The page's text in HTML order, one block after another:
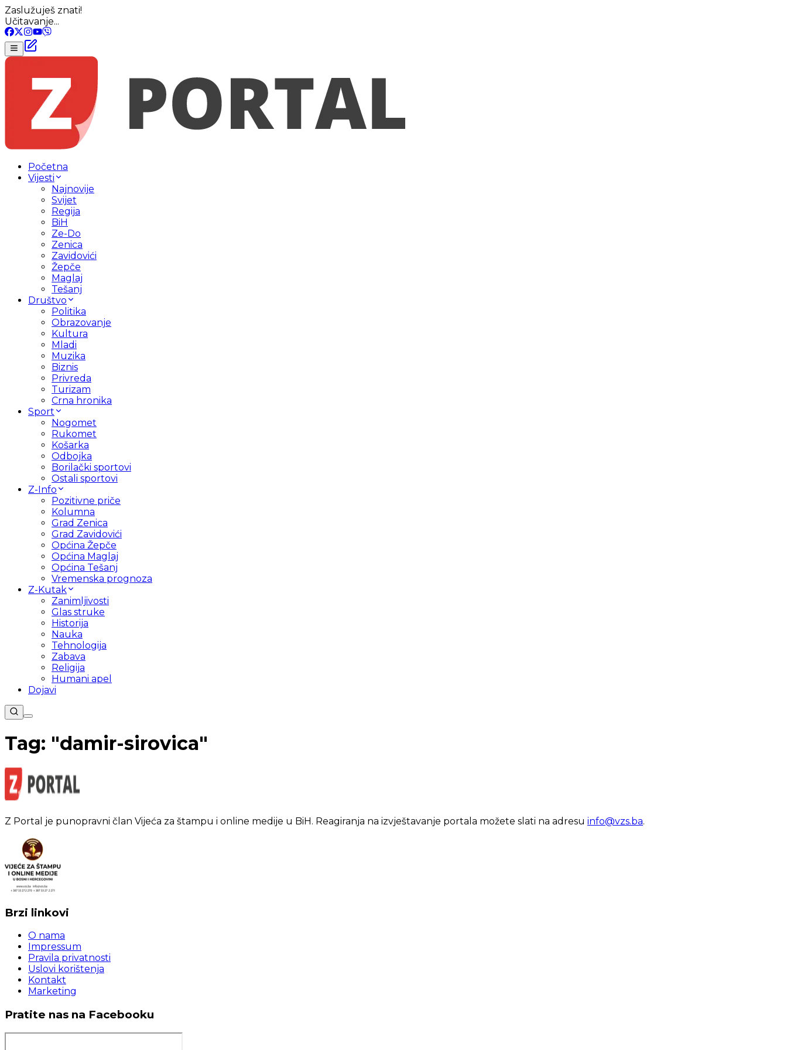
Zaslužuješ znati!
Učitavanje...
Početna
Vijesti
Najnovije
Svijet
Regija
BiH
Ze-Do
Zenica
Zavidovići
Žepče
Maglaj
Tešanj
Društvo
Politika
Obrazovanje
Kultura
Mladi
Muzika
Biznis
Privreda
Turizam
Crna hronika
Sport
Nogomet
Rukomet
Košarka
Odbojka
Borilački sportovi
Ostali sportovi
Z-Info
Pozitivne priče
Kolumna
Grad Zenica
Grad Zavidovići
Općina Žepče
Općina Maglaj
Općina Tešanj
Vremenska prognoza
Z-Kutak
Zanimljivosti
Glas struke
Historija
Nauka
Tehnologija
Zabava
Religija
Humani apel
Dojavi
Tag: "damir-sirovica"
Z Portal je punopravni član Vijeća za štampu i online medije u BiH. Reagiranja na izvještavanje portala možete slati na adresu info@vzs.ba.
Brzi linkovi
O nama
Impressum
Pravila privatnosti
Uslovi korištenja
Kontakt
Marketing
Pratite nas na Facebooku